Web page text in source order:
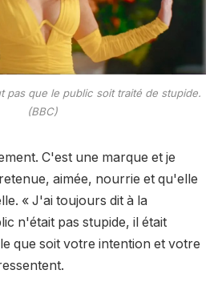
pas que le public soit traité de stupide.
(BBC)
C'est une marque et je
aimée, nourrie et qu'elle
« J'ai toujours dit à la
n'était pas stupide, il était
que soit votre intention et votre